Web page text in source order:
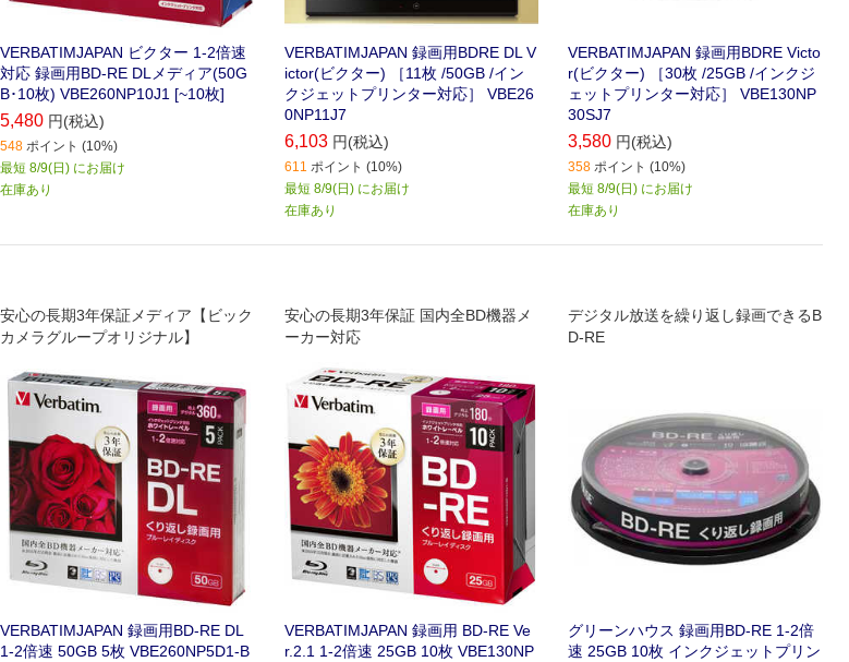
VERBATIMJAPAN ビクター 1-2倍速
対応 録画用BD-RE DLメディア(50G
B･10枚) VBE260NP10J1 [~10枚]
5,480 円(税込)
548 ポイント (10%)
最短 8/9(日) にお届け
在庫あり
VERBATIMJAPAN 録画用BDRE DL V
ictor(ビクター) ［11枚 /50GB /イン
クジェットプリンター対応］ VBE26
0NP11J7
6,103 円(税込)
611 ポイント (10%)
最短 8/9(日) にお届け
在庫あり
VERBATIMJAPAN 録画用BDRE Victo
r(ビクター) ［30枚 /25GB /インクジ
ェットプリンター対応］ VBE130NP
30SJ7
3,580 円(税込)
358 ポイント (10%)
最短 8/9(日) にお届け
在庫あり
安心の長期3年保証メディア【ビック
カメラグループオリジナル】
VERBATIMJAPAN 録画用BD-RE DL
1-2倍速 50GB 5枚 VBE260NP5D1-B
安心の長期3年保証 国内全BD機器メ
ーカー対応
VERBATIMJAPAN 録画用 BD-RE Ve
r.2.1 1-2倍速 25GB 10枚 VBE130NP
デジタル放送を繰り返し録画できるB
D-RE
グリーンハウス 録画用BD-RE 1-2倍
速 25GB 10枚 インクジェットプリン